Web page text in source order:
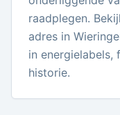
raadplegen.
adres in
in energielabels,
historie.